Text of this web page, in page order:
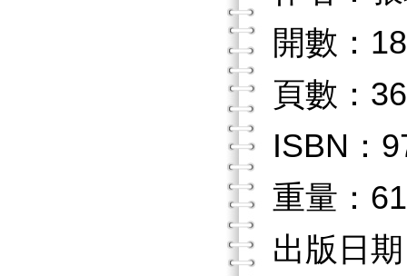
開數：18
頁數：
ISBN：
重量：
出版日